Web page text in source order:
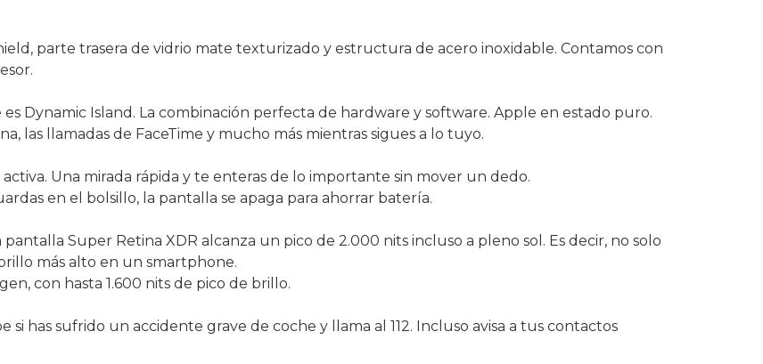
parte trasera de vidrio mate texturizado y estructura de acero inoxidable. Contamos con
Dynamic Island. La combinación perfecta de hardware y software. Apple en estado puro.
las llamadas de FaceTime y mucho más mientras sigues a lo tuyo.
Una mirada rápida y te enteras de lo importante sin mover un dedo.
en el bolsillo, la pantalla se apaga para ahorrar batería.
Super Retina XDR alcanza un pico de 2.000 nits incluso a pleno sol. Es decir, no solo
más alto en un smartphone.
con hasta 1.600 nits de pico de brillo.
si has sufrido un accidente grave de coche y llama al 112. Incluso avisa a tus contactos